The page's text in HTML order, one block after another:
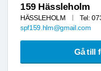
159 Hässleholm
HÄSSLEHOLM
Tel:
spf159.hlm@gmail.com
Gå till